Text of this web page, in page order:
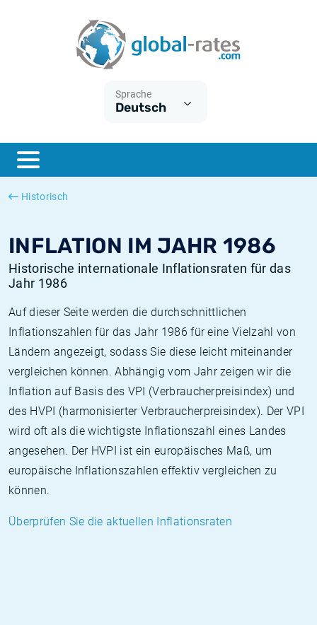
Sprache
Deutsch
Historisch
INFLATION IM JAHR 1986
Historische internationale Inflationsraten für das
Jahr 1986
Auf dieser Seite werden die durchschnittlichen
Inflationszahlen für das Jahr 1986 für eine Vielzahl von
Ländern angezeigt, sodass Sie diese leicht miteinander
vergleichen können. Abhängig vom Jahr zeigen wir die
Inflation auf Basis des VPI (Verbraucherpreisindex) und
des HVPI (harmonisierter Verbraucherpreisindex). Der VPI
wird oft als die wichtigste Inflationszahl eines Landes
angesehen. Der HVPI ist ein europäisches Maß, um
europäische Inflationszahlen effektiv vergleichen zu
können.
Überprüfen Sie die aktuellen Inflationsraten
ESTER
SONIA
Was ist die VPI-Inflation?
Was ist die HVPI-Inflation?
Deutsche inflation
Europäische inflation
Historische Euribor-Sätze
Historische ESTER-Sätze
Historische SOFR-Sätze
Historische SONIA-Sätze
Inflationsrechner